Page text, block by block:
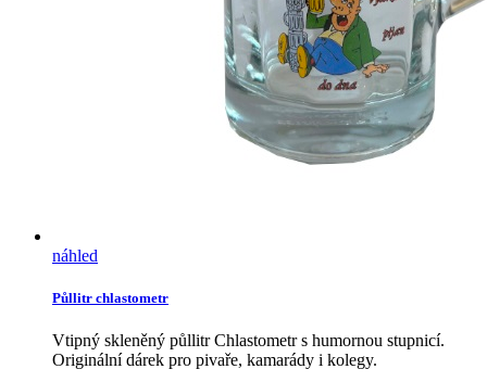
náhled
Půllitr chlastometr
Vtipný skleněný půllitr Chlastometr s humornou stupnicí.
Originální dárek pro pivaře, kamarády i kolegy.